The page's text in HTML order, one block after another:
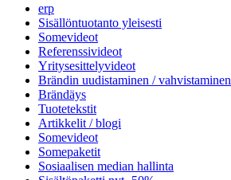
erp
Sisällöntuotanto yleisesti
Somevideot
Referenssivideot
Yritysesittelyvideot
Brändin uudistaminen / vahvistaminen
Brändäys
Tuotetekstit
Artikkelit / blogi
Somevideot
Somepaketit
Sosiaalisen median hallinta